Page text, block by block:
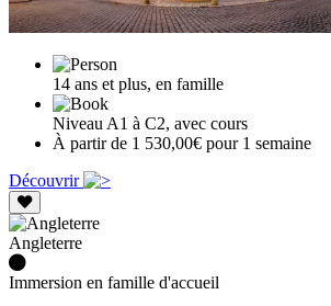
14 ans et plus, en famille
Niveau A1 à C2, avec cours
À partir de 1 530,00€ pour 1 semaine
Découvrir
Angleterre
Immersion en famille d'accueil